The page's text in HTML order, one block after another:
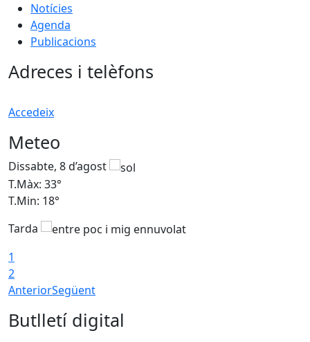
Notícies
Agenda
Publicacions
Adreces i telèfons
Accedeix
Meteo
Dissabte, 8 d’agost
T.Màx: 33°
T.Min: 18°
Tarda
1
2
AnteriorSegüent
Butlletí digital